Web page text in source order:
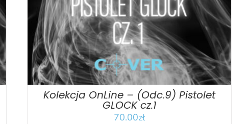
Kolekcja OnLine – (Odc.9) Pistolet
GLOCK cz.1
70.00zł